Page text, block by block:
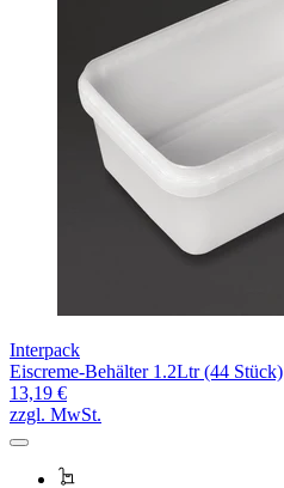
Interpack
Eiscreme-Behälter 1.2Ltr (44 Stück)
13,19 €
zzgl. MwSt.